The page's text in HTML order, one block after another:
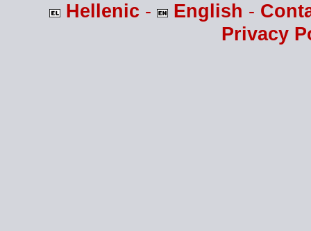
Hellenic - English -
Privacy